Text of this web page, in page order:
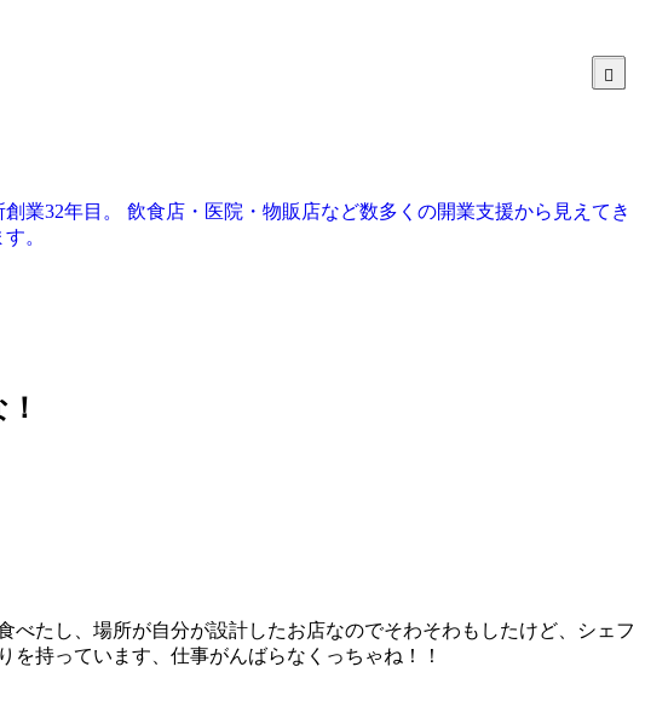
業32年目。 飲食店・医院・物販店など数多くの開業支援から見えてき
。
たし、場所が自分が設計したお店なのでそわそわもしたけど、シェフ
持っています、仕事がんばらなくっちゃね！！